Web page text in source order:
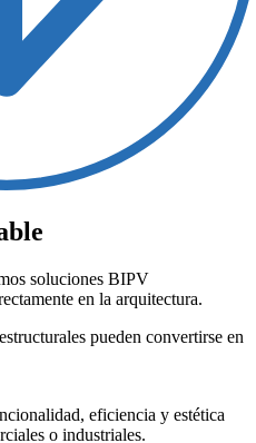
soluciones BIPV
en la arquitectura.
pueden convertirse en
eficiencia y estética
o industriales.